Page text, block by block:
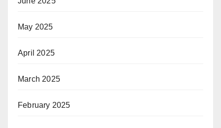
May 2025
April 2025
March 2025
February 2025